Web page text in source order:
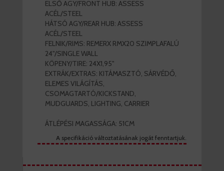
ELSŐ AGY/FRONT HUB: ASSESS
ACÉL/STEEL
HÁTSÓ AGY/REAR HUB: ASSESS
ACÉL/STEEL
FELNIK/RIMS: REMERX RMX20 SZIMPLAFALÚ
24"/SINGLE WALL
KÖPENY/TIRE: 24X1,95"
EXTRÁK/EXTRAS: KITÁMASZTÓ, SÁRVÉDŐ,
ELEMES VILÁGÍTÁS,
CSOMAGTARTÓ/KICKSTAND,
MUDGUARDS, LIGHTING, CARRIER
ÁTLÉPÉSI MAGASSÁGA: 51CM
A specifikáció változtatásának jogát fenntartjuk.